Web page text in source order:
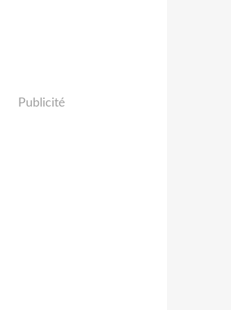
Publicité